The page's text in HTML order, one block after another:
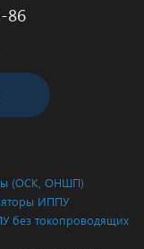
86
(ОСК, ОНШП)
ИППУ
без токопроводящих